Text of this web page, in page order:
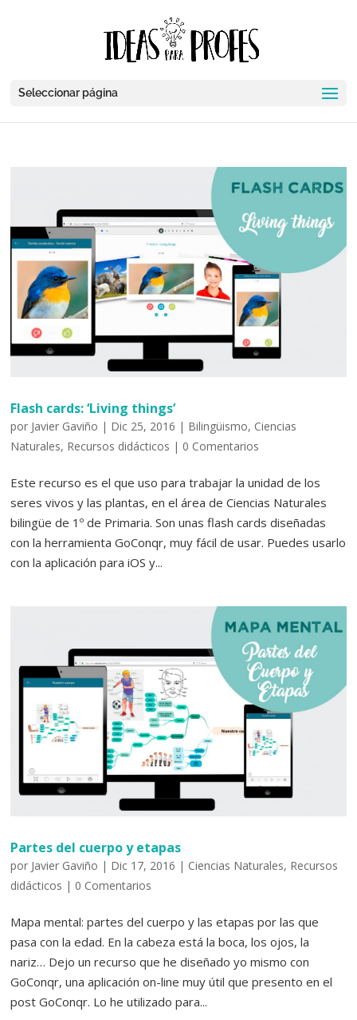
Seleccionar página
Flash cards: ‘Living things’
por Javier Gaviño | Dic 25, 2016 | Bilingüismo, Ciencias
Naturales, Recursos didácticos | 0 Comentarios
Este recurso es el que uso para trabajar la unidad de los
seres vivos y las plantas, en el área de Ciencias Naturales
bilingüe de 1º de Primaria. Son unas flash cards diseñadas
con la herramienta GoConqr, muy fácil de usar. Puedes usarlo
con la aplicación para iOS y...
Partes del cuerpo y etapas
por Javier Gaviño | Dic 17, 2016 | Ciencias Naturales, Recursos
didácticos | 0 Comentarios
Mapa mental: partes del cuerpo y las etapas por las que
pasa con la edad. En la cabeza está la boca, los ojos, la
nariz… Dejo un recurso que he diseñado yo mismo con
GoConqr, una aplicación on-line muy útil que presento en el
post GoConqr. Lo he utilizado para...